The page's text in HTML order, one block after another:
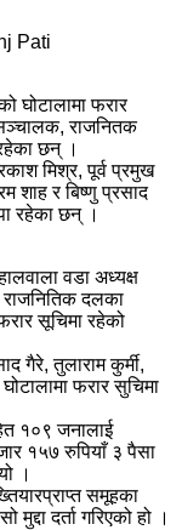
Pati
घोटालामा फरार
राजनितक
छन् ।
मिश्र, पूर्व प्रमुख
शाह र बिष्णु प्रसाद
रहेका छन् ।
वडा अध्यक्ष
राजनितिक दलका
सूचिमा रहेको
गैरे, तुलाराम कुर्मी,
फरार सुचिमा
१०९ जनालाई
१५७ रुपियाँ ३ पैसा
।
समूहका
दर्ता गरिएको हो ।